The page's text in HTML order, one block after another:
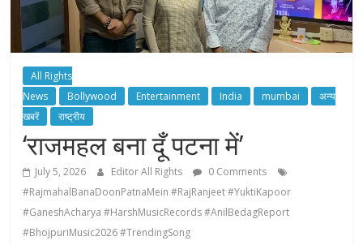
All Rights
News
Bollywood Entertainment India mumbai
अन्य
खबरें
राष्ट्रीय
‘राजमहल बना दूँ पटना में’
July 5, 2026 Editor All Rights
0 Comments
#RajmahalBanaDoonPatnaMein #RajRanjeet #YuktiKapoor
#GaneshAcharya #HarshMusicRecords #AnilBedagReport
#BhojpuriMusic2026 #TrendingSong